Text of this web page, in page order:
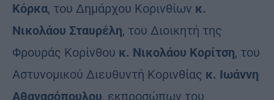
Κόρκα, του Δημάρχου Κορινθίων κ.
Νικολάου Σταυρέλη, του Διοικητή της
Φρουράς Κορίνθου κ. Νικολάου Κορίτση, του
Αστυνομικού Διευθυντή Κορινθίας κ. Ιωάννη
Αθανασόπουλου, εκπροσώπων του